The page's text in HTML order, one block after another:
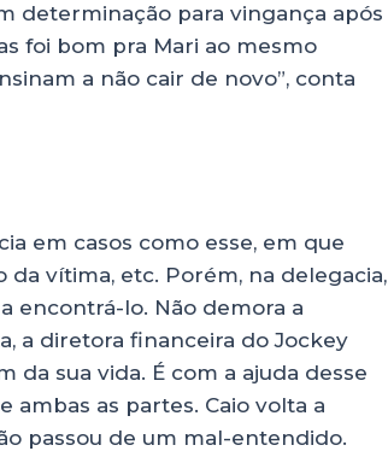
determinação para vingança após
foi bom pra Mari ao mesmo
a não cair de novo”, conta
em casos como esse, em que
vítima, etc. Porém, na delegacia,
encontrá-lo. Não demora a
a diretora financeira do Jockey
sua vida. É com a ajuda desse
ambas as partes. Caio volta a
passou de um mal-entendido.